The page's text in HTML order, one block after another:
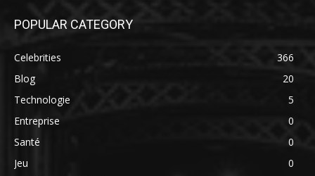
POPULAR CATEGORY
Celebrities
366
Blog
20
Technologie
5
Entreprise
0
Santé
0
Jeu
0